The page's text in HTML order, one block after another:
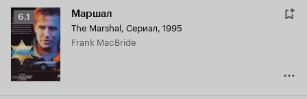
Рейтинг
Кинопоиска
6.1
6.1 Маршал
The Marshal, Сериал, 1995
Frank MacBride